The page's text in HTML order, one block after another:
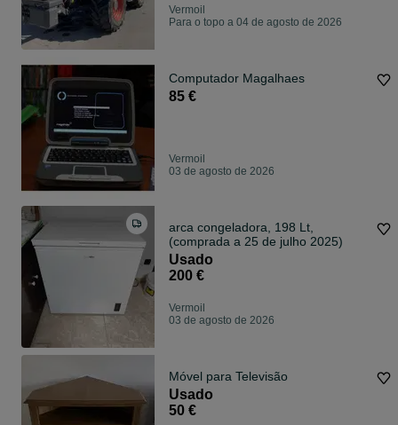
Vermoil
Para o topo a 04 de agosto de 2026
Computador Magalhaes
85 €
Vermoil
03 de agosto de 2026
arca congeladora, 198 Lt,
(comprada a 25 de julho 2025)
Usado
200 €
Vermoil
03 de agosto de 2026
Móvel para Televisão
Usado
50 €